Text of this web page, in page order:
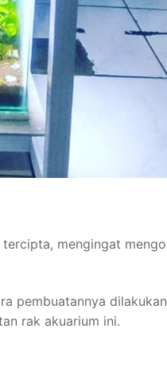
mengingat
pembuatannya
rak akuarium ini.